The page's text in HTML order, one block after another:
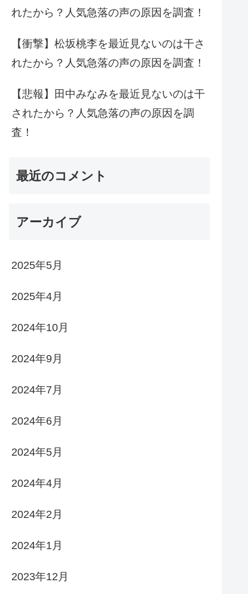
れたから？人気急落の声の原因を調査！
【衝撃】松坂桃李を最近見ないのは干さ
れたから？人気急落の声の原因を調査！
【悲報】田中みなみを最近見ないのは干
されたから？人気急落の声の原因を調
査！
最近のコメント
アーカイブ
2025年5月
2025年4月
2024年10月
2024年9月
2024年7月
2024年6月
2024年5月
2024年4月
2024年2月
2024年1月
2023年12月